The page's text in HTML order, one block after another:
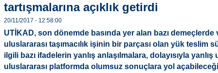
tartışmalarına açıklık getirdi
20/11/2017 - 12:58:00
UTİKAD, son dönemde basında yer alan bazı demeçlerde
uluslararası taşımacılık işinin bir parçası olan yük teslim
ilgili bazı ifadelerin yanlış anlaşılmalara, dolayısıyla
uluslararası platformda olumsuz sonuçlara yol